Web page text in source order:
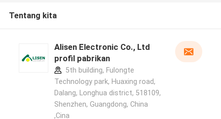
Tentang kita
Alisen Electronic Co., Ltd
profil pabrikan
5th building, Fulongte
Technology park, Huaxing road,
Dalang, Longhua district, 518109,
Shenzhen, Guangdong, China
,Cina